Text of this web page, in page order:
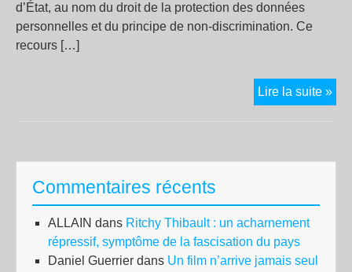
d’État, au nom du droit de la protection des données
personnelles et du principe de non-discrimination. Ce
recours […]
Lire la suite »
de
la
Commentaires récents
ALLAIN dans Ritchy Thibault : un acharnement
répressif, symptôme de la fascisation du pays
Daniel Guerrier dans Un film n’arrive jamais seul